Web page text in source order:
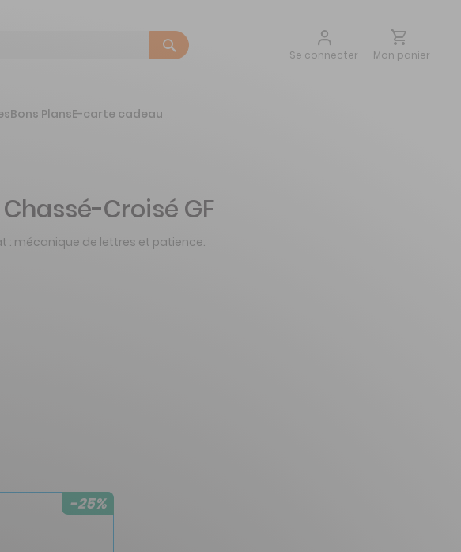
Se connecter
Aller
Mon panier
Bons PlansE-carte cadeau
Croisé GF
: mécanique de lettres et patience.
-25%